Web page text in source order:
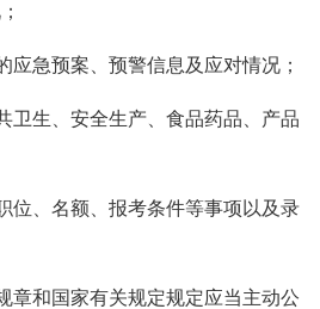
急预案、预警信息及应对情况；
生、安全生产、食品药品、产品
、名额、报考条件等事项以及录
和国家有关规定规定应当主动公